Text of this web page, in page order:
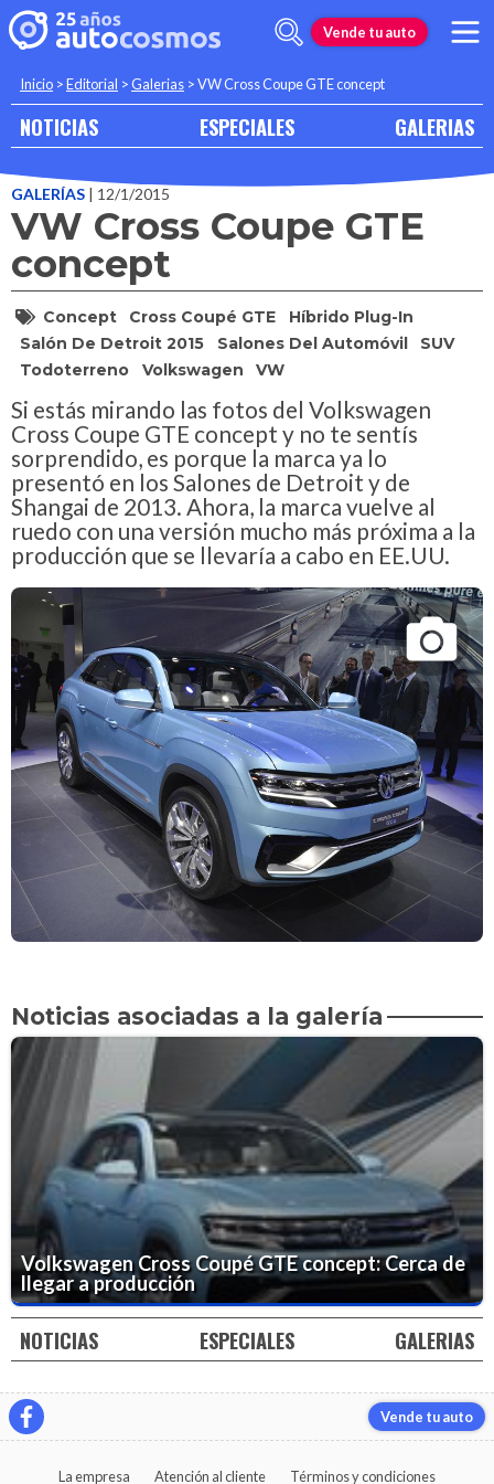
Vende tu auto
Inicio >Editorial >Galerias >VW Cross Coupe GTE concept
NOTICIAS ESPECIALES GALERIAS
GALERÍAS | 12/1/2015
VW Cross Coupe GTE
concept
Concept Cross Coupé GTE
Híbrido Plug-In
Salón De Detroit 2015
Salones Del Automóvil
SUV
Todoterreno
Volkswagen VW
Si estás mirando las fotos del Volkswagen
Cross Coupe GTE concept y no te sentís
sorprendido, es porque la marca ya lo
presentó en los Salones de Detroit y de
Shangai de 2013. Ahora, la marca vuelve al
ruedo con una versión mucho más próxima a la
producción que se llevaría a cabo en EE.UU.
Noticias asociadas a la galería
Volkswagen Cross Coupé GTE concept: Cerca de
llegar a producción
NOTICIAS ESPECIALES GALERIAS
Vende tu auto
La empresa Atención al cliente Términos y condiciones